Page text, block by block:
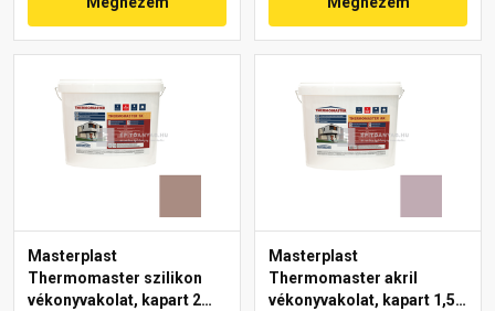
Masterplast
Thermomaster szilikon
vékonyvakolat, kapart 2
Masterplast
Thermomaster akril
vékonyvakolat, kapart 1,5